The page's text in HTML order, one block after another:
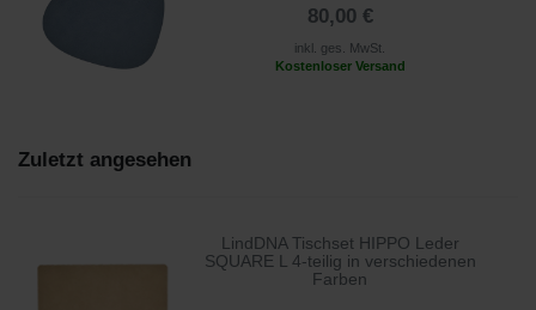
80,00 €
inkl. ges. MwSt.
Kostenloser Versand
Zuletzt angesehen
LindDNA Tischset HIPPO Leder
SQUARE L 4-teilig in verschiedenen
Farben